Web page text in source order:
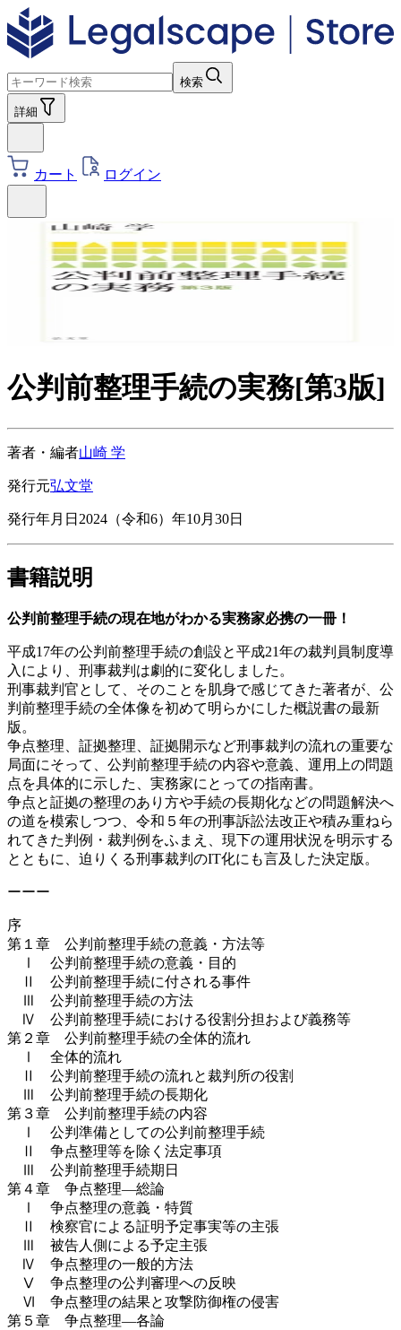
検索
詳細
カート ログイン
公判前整理手続の実務[第3版]
著者・編者山崎 学
発行元弘文堂
発行年月日 2024（令和6）年10月30日
書籍説明
公判前整理手続の現在地がわかる実務家必携の一冊！
平成17年の公判前整理手続の創設と平成21年の裁判員制度導
入により、刑事裁判は劇的に変化しました。
刑事裁判官として、そのことを肌身で感じてきた著者が、公
判前整理手続の全体像を初めて明らかにした概説書の最新
版。
争点整理、証拠整理、証拠開示など刑事裁判の流れの重要な
局面にそって、公判前整理手続の内容や意義、運用上の問題
点を具体的に示した、実務家にとっての指南書。
争点と証拠の整理のあり方や手続の長期化などの問題解決へ
の道を模索しつつ、令和５年の刑事訴訟法改正や積み重ねら
れてきた判例・裁判例をふまえ、現下の運用状況を明示する
とともに、迫りくる刑事裁判のIT化にも言及した決定版。
ーーー
序
第１章 公判前整理手続の意義・方法等
Ⅰ 公判前整理手続の意義・目的
Ⅱ 公判前整理手続に付される事件
Ⅲ 公判前整理手続の方法
Ⅳ 公判前整理手続における役割分担および義務等
第２章 公判前整理手続の全体的流れ
Ⅰ 全体的流れ
Ⅱ 公判前整理手続の流れと裁判所の役割
Ⅲ 公判前整理手続の長期化
第３章 公判前整理手続の内容
Ⅰ 公判準備としての公判前整理手続
Ⅱ 争点整理等を除く法定事項
Ⅲ 公判前整理手続期日
第４章 争点整理―総論
Ⅰ 争点整理の意義・特質
Ⅱ 検察官による証明予定事実等の主張
Ⅲ 被告人側による予定主張
Ⅳ 争点整理の一般的方法
Ⅴ 争点整理の公判審理への反映
Ⅵ 争点整理の結果と攻撃防御権の侵害
第５章 争点整理―各論